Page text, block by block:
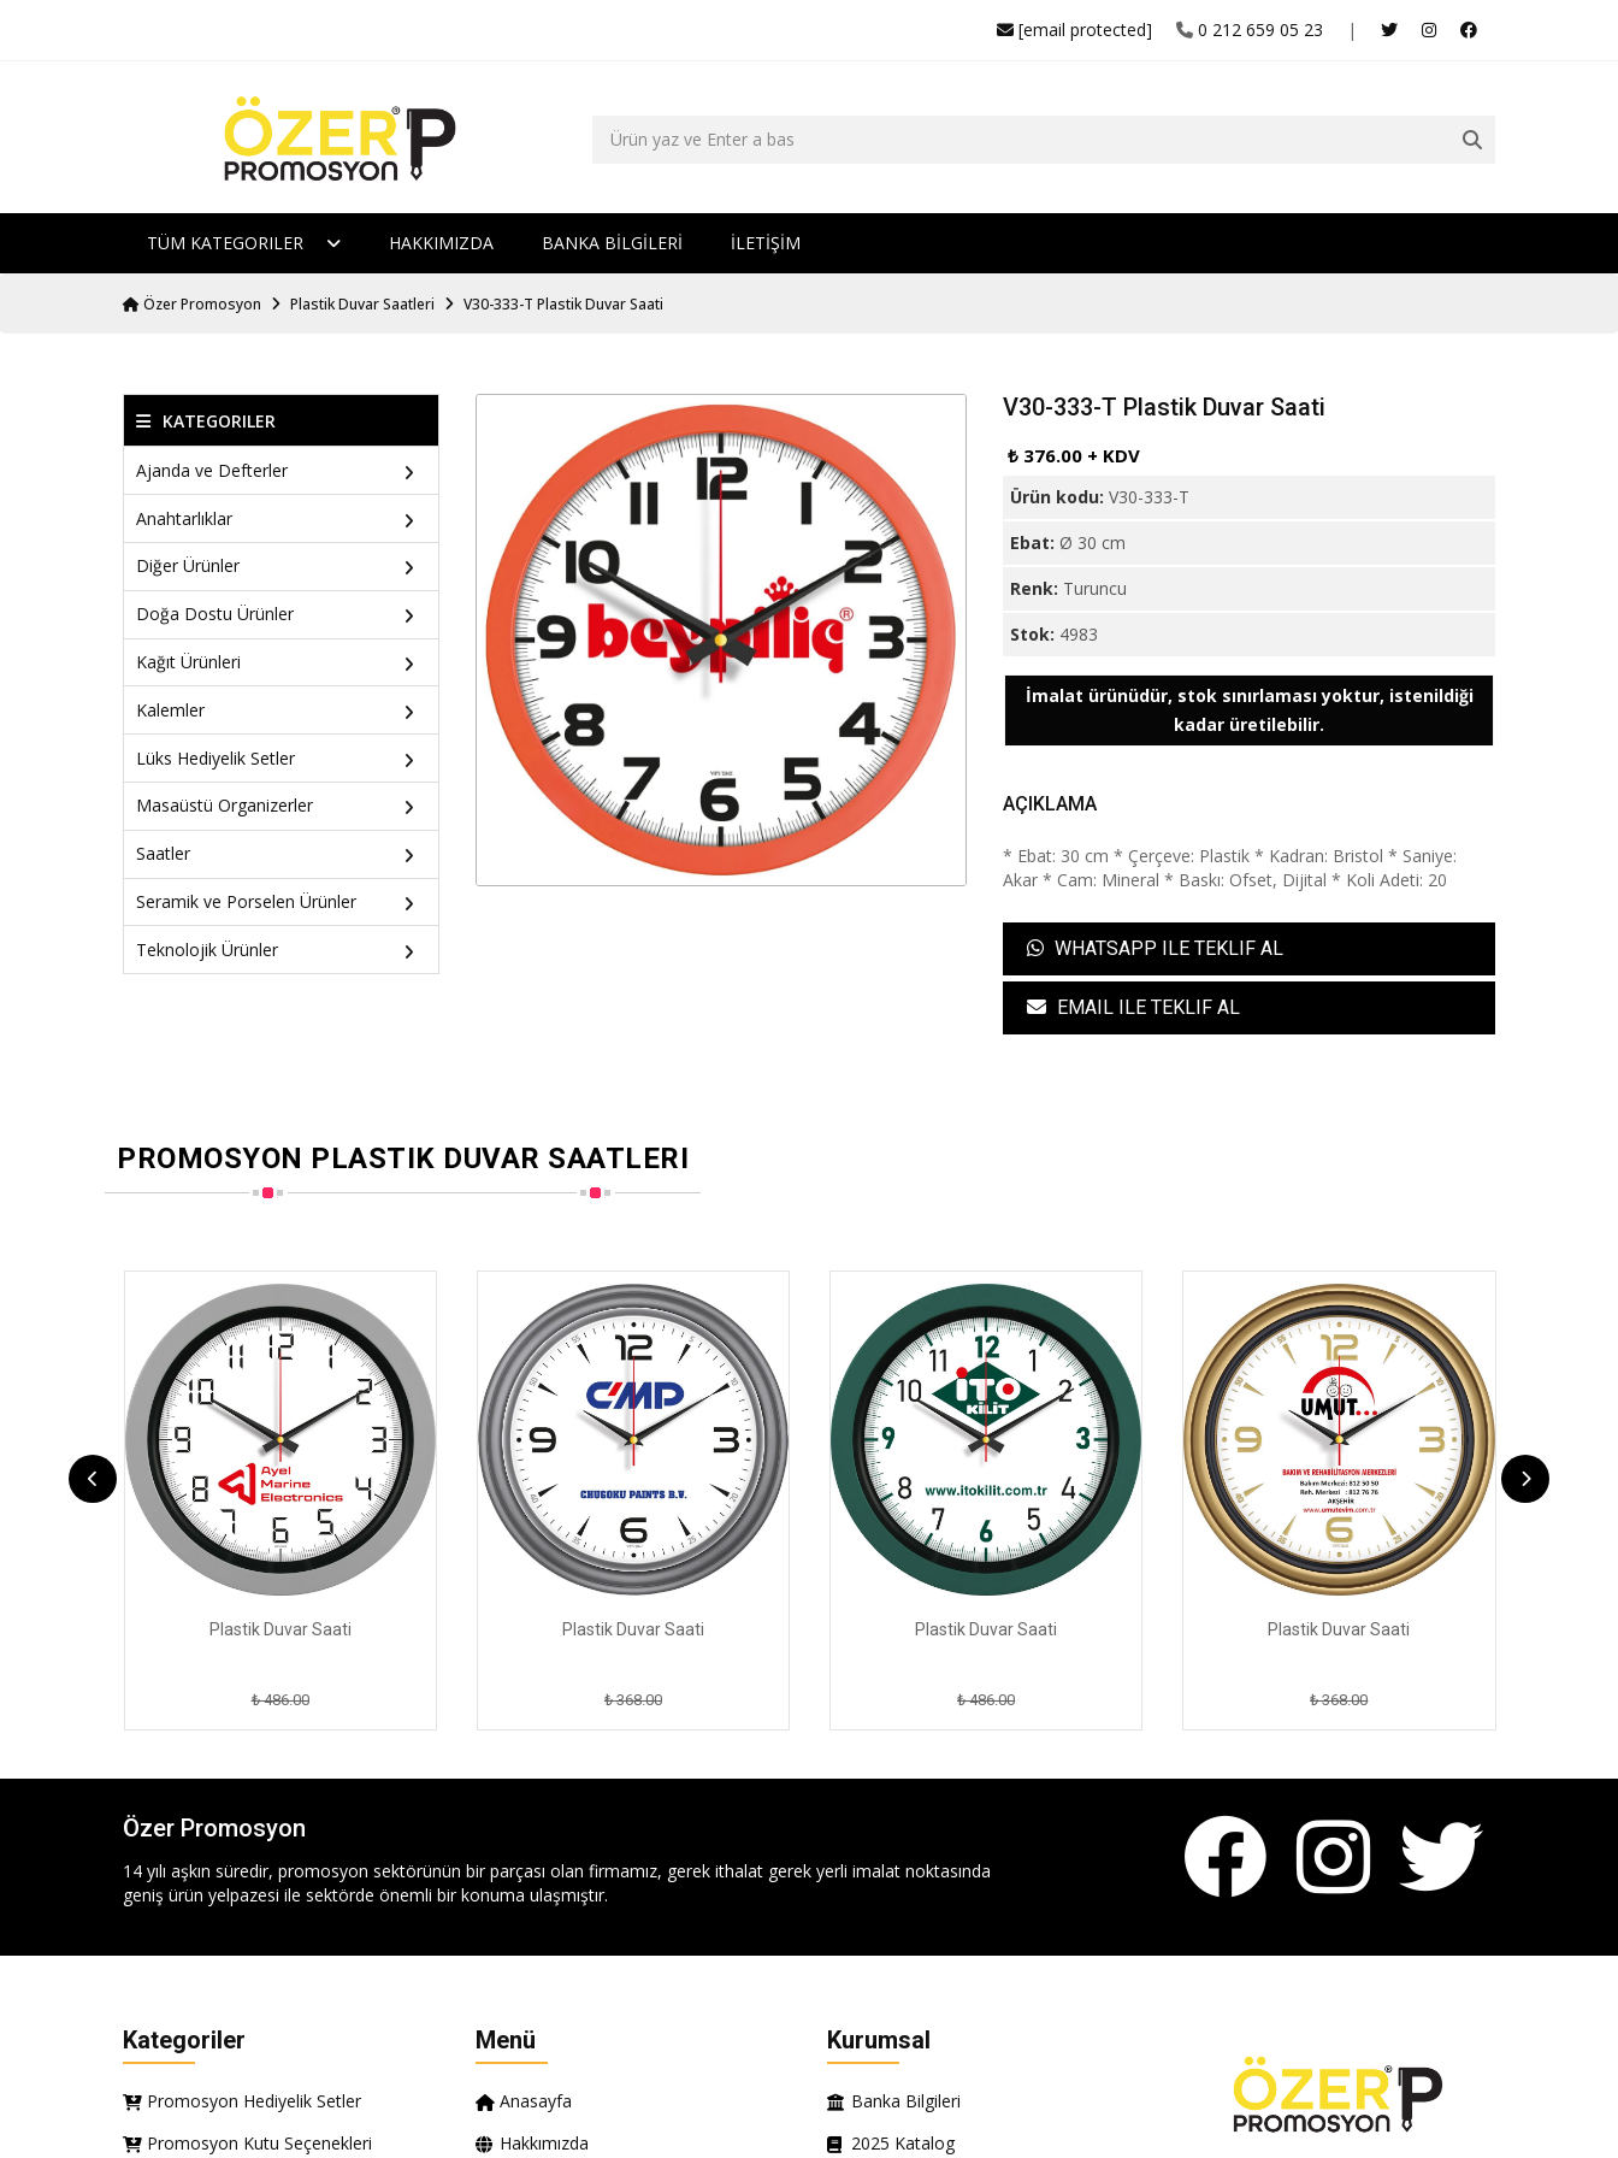
|
0 212 659 05 23
[email protected]
TÜM KATEGORILER HAKKIMIZDA BANKA BİLGİLERİ İLETİŞİM
Özer Promosyon Plastik Duvar Saatleri V30-333-T Plastik Duvar Saati
KATEGORILER
Ajanda ve Defterler
Anahtarlıklar
Diğer Ürünler
Doğa Dostu Ürünler
Kağıt Ürünleri
Kalemler
Lüks Hediyelik Setler
Masaüstü Organizerler
Saatler
Seramik ve Porselen Ürünler
Teknolojik Ürünler
V30-333-T Plastik Duvar Saati
₺ 376.00 + KDV
Ürün kodu:V30-333-T
Ebat: Ø 30 cm
Renk: Turuncu
Stok: 4983
İmalat ürünüdür, stok sınırlaması yoktur, istenildiği
kadar üretilebilir.
AÇIKLAMA
* Ebat: 30 cm * Çerçeve: Plastik * Kadran: Bristol * Saniye:
Akar * Cam: Mineral * Baskı: Ofset, Dijital * Koli Adeti: 20
WHATSAPP ILE TEKLIF AL
EMAIL ILE TEKLIF AL
PROMOSYON PLASTIK DUVAR SAATLERI
Plastik Duvar Saati
₺ 486.00
Plastik Duvar Saati
₺ 368.00
Plastik Duvar Saati
₺ 486.00
Plastik Duvar Saati
₺ 368.00
Özer Promosyon
14 yılı aşkın süredir, promosyon sektörünün bir parçası olan firmamız, gerek ithalat gerek yerli imalat noktasında
geniş ürün yelpazesi ile sektörde önemli bir konuma ulaşmıştır.
Kategoriler
Promosyon Hediyelik Setler
Promosyon Kutu Seçenekleri
Menü
Anasayfa
Hakkımızda
Kurumsal
Banka Bilgileri
2025 Katalog